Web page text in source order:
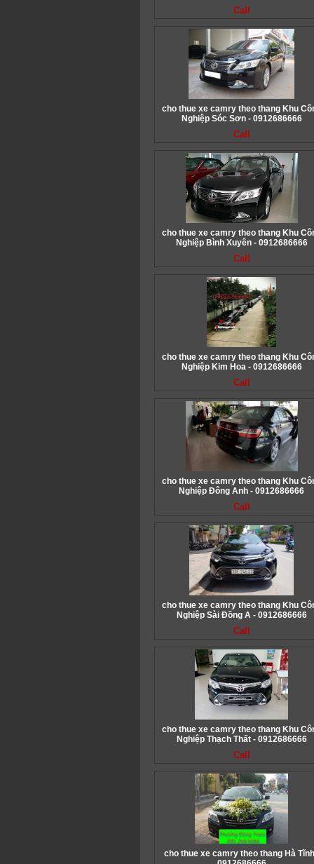
Call
cho thue xe camry theo thang Khu
Nghiệp Sóc Sơn - 0912686666
Call
cho thue xe camry theo thang Khu
Nghiệp Bình Xuyên - 0912686666
Call
cho thue xe camry theo thang Khu
Nghiệp Kim Hoa - 0912686666
Call
cho thue xe camry theo thang Khu
Nghiệp Đông Anh - 0912686666
Call
cho thue xe camry theo thang Khu
Nghiệp Sài Đồng A - 0912686666
Call
cho thue xe camry theo thang Khu
Nghiệp Thạch Thất - 0912686666
Call
cho thue xe camry theo thang Hà